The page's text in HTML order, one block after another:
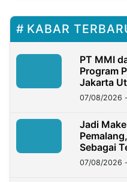
KABAR
PT MMI
Program
Jakarta
07/08/2026
Jadi
Sebagai
07/08/2026